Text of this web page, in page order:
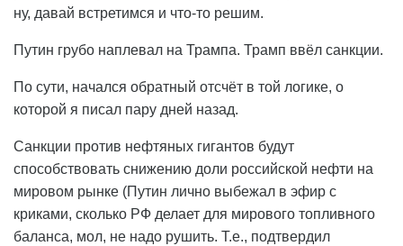
ну, давай встретимся и что-то решим.
Путин грубо наплевал на Трампа. Трамп ввёл санкции.
По сути, начался обратный отсчёт в той логике, о
которой я писал пару дней назад.
Санкции против нефтяных гигантов будут
способствовать снижению доли российской нефти на
мировом рынке (Путин лично выбежал в эфир с
криками, сколько РФ делает для мирового топливного
баланса, мол, не надо рушить. Т.е., подтвердил